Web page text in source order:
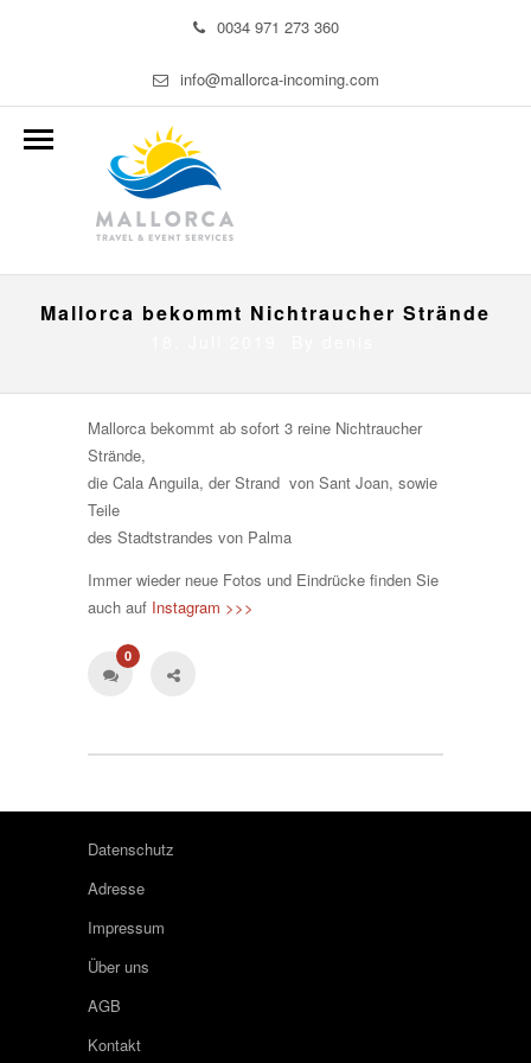
0034 971 273 360
info@mallorca-incoming.com
Mallorca bekommt Nichtraucher Strände
Mallorca bekommt ab sofort 3 reine Nichtraucher
Strände,
die Cala Anguila, der Strand von Sant Joan, sowie
Teile
des Stadtstrandes von Palma
Immer wieder neue Fotos und Eindrücke finden Sie
auch auf Instagram >>>
0
Datenschutz
Adresse
Impressum
Über uns
AGB
Kontakt